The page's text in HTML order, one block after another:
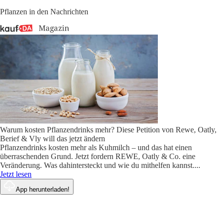
Pflanzen in den Nachrichten
Warum kosten Pflanzendrinks mehr? Diese Petition von Rewe, Oatly,
Berief & Vly will das jetzt ändern
Pflanzendrinks kosten mehr als Kuhmilch – und das hat einen
überraschenden Grund. Jetzt fordern REWE, Oatly & Co. eine
Veränderung. Was dahintersteckt und wie du mithelfen kannst....
Jetzt lesen
App herunterladen!